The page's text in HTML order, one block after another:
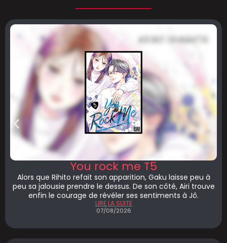
You rock me T5
Alors que Rihito refait son apparition, Gaku laisse peu à
peu sa jalousie prendre le dessus. De son côté, Airi trouve
enfin le courage de révéler ses sentiments à Jô.
LIRE LA SUITE
07/08/2026